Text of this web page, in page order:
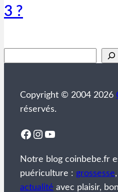
3 ?
Copyright © 2004 2026
réservés.
Facebook
Instagram
YouTube
Notre blog coinbebe.fr
puériculture : grossesse,
actualité avec plaisir,